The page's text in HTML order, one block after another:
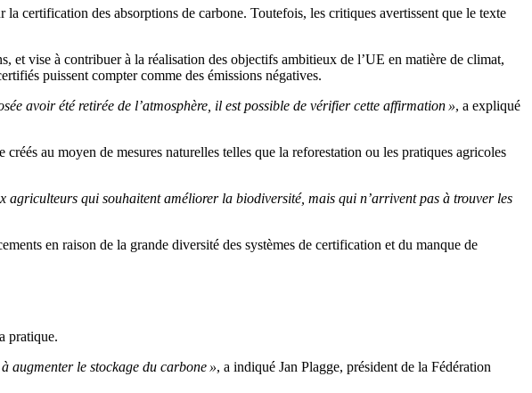
la certification des absorptions de carbone. Toutefois, les critiques avertissent que le texte
, et vise à contribuer à la réalisation des objectifs ambitieux de l’UE en matière de climat,
puissent comptercomme des émissions négatives.
avoir été retirée de l’atmosphère, il est possible de vérifier cette affirmation », a expliqué
au moyen de mesures naturelles telles que la reforestation ou les pratiques agricoles
agriculteurs qui souhaitent améliorer la biodiversité, mais qui n’arrivent pas à trouver les
en raison de la grande diversité des systèmes de certification et du manque de
pratique.
augmenter le stockage du carbone », a indiqué Jan Plagge, président de la Fédération